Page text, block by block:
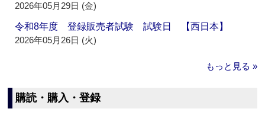
2026年05月29日 (金)
令和8年度 登録販売者試験 試験日 【西日本】
2026年05月26日 (火)
もっと見る »
購読・購入・登録